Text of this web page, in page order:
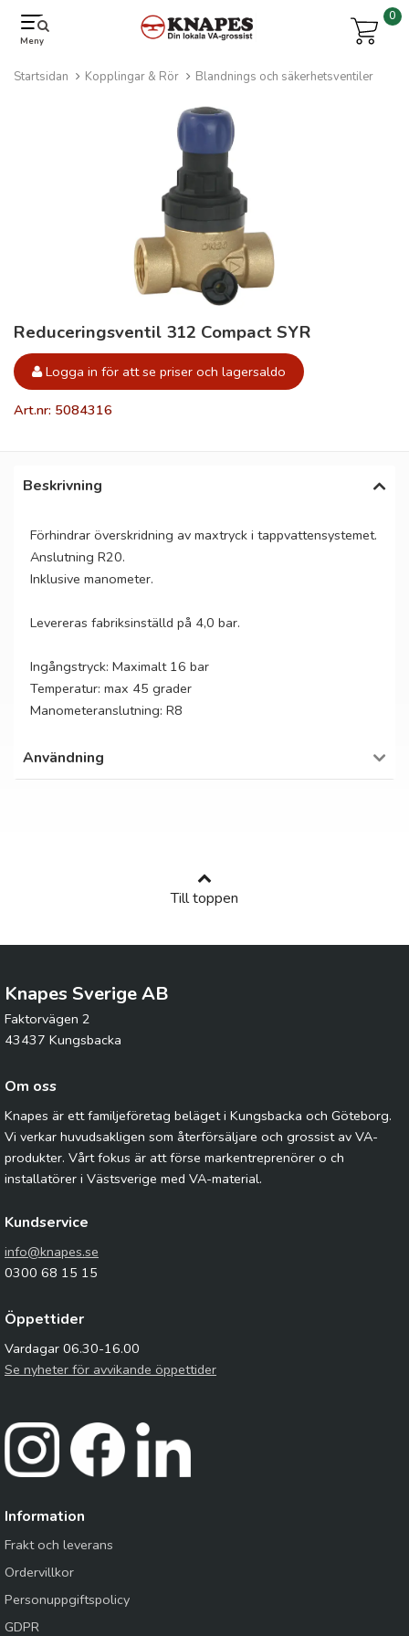
Meny
0
Startsidan Kopplingar & Rör Blandnings och säkerhetsventiler
Reduceringsventil 312 Compact SYR
Logga in för att se priser och lagersaldo
Art.nr: 5084316
Beskrivning
Förhindrar överskridning av maxtryck i tappvattensystemet.
Anslutning R20.
Inklusive manometer.
Levereras fabriksinställd på 4,0 bar.
Ingångstryck: Maximalt 16 bar
Temperatur: max 45 grader
Manometeranslutning: R8
Användning
Till toppen
Knapes Sverige AB
Faktorvägen 2
43437 Kungsbacka
Om oss
Knapes är ett familjeföretag beläget i Kungsbacka och Göteborg.
Vi verkar huvudsakligen som återförsäljare och grossist av VA-
produkter. Vårt fokus är att förse markentreprenörer o ch
installatörer i Västsverige med VA-material.
Kundservice
info@knapes.se
0300 68 15 15
Öppettider
Vardagar 06.30-16.00
Se nyheter för avvikande öppettider
Information
Frakt och leverans
Ordervillkor
Personuppgiftspolicy
GDPR